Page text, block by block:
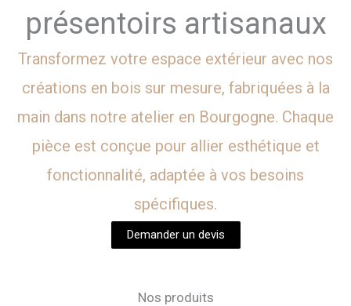
présentoirs artisanaux
Transformez votre espace extérieur avec nos
créations en bois sur mesure, fabriquées à la
main dans notre atelier en Bourgogne. Chaque
pièce est conçue pour allier esthétique et
fonctionnalité, adaptée à vos besoins
spécifiques.
Demander un devis
Nos produits